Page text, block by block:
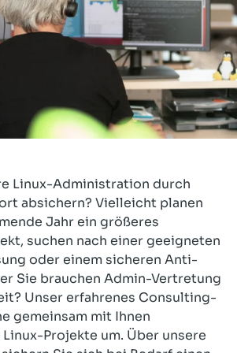
Linux-Administration durch
absichern? Vielleicht planen
Jahr ein größeres
suchen nach einer geeigneten
oder einem sicheren Anti-
Sie brauchen Admin-Vertretung
Unser erfahrenes Consulting-
gemeinsam mit Ihnen
Projekte um. Über unsere